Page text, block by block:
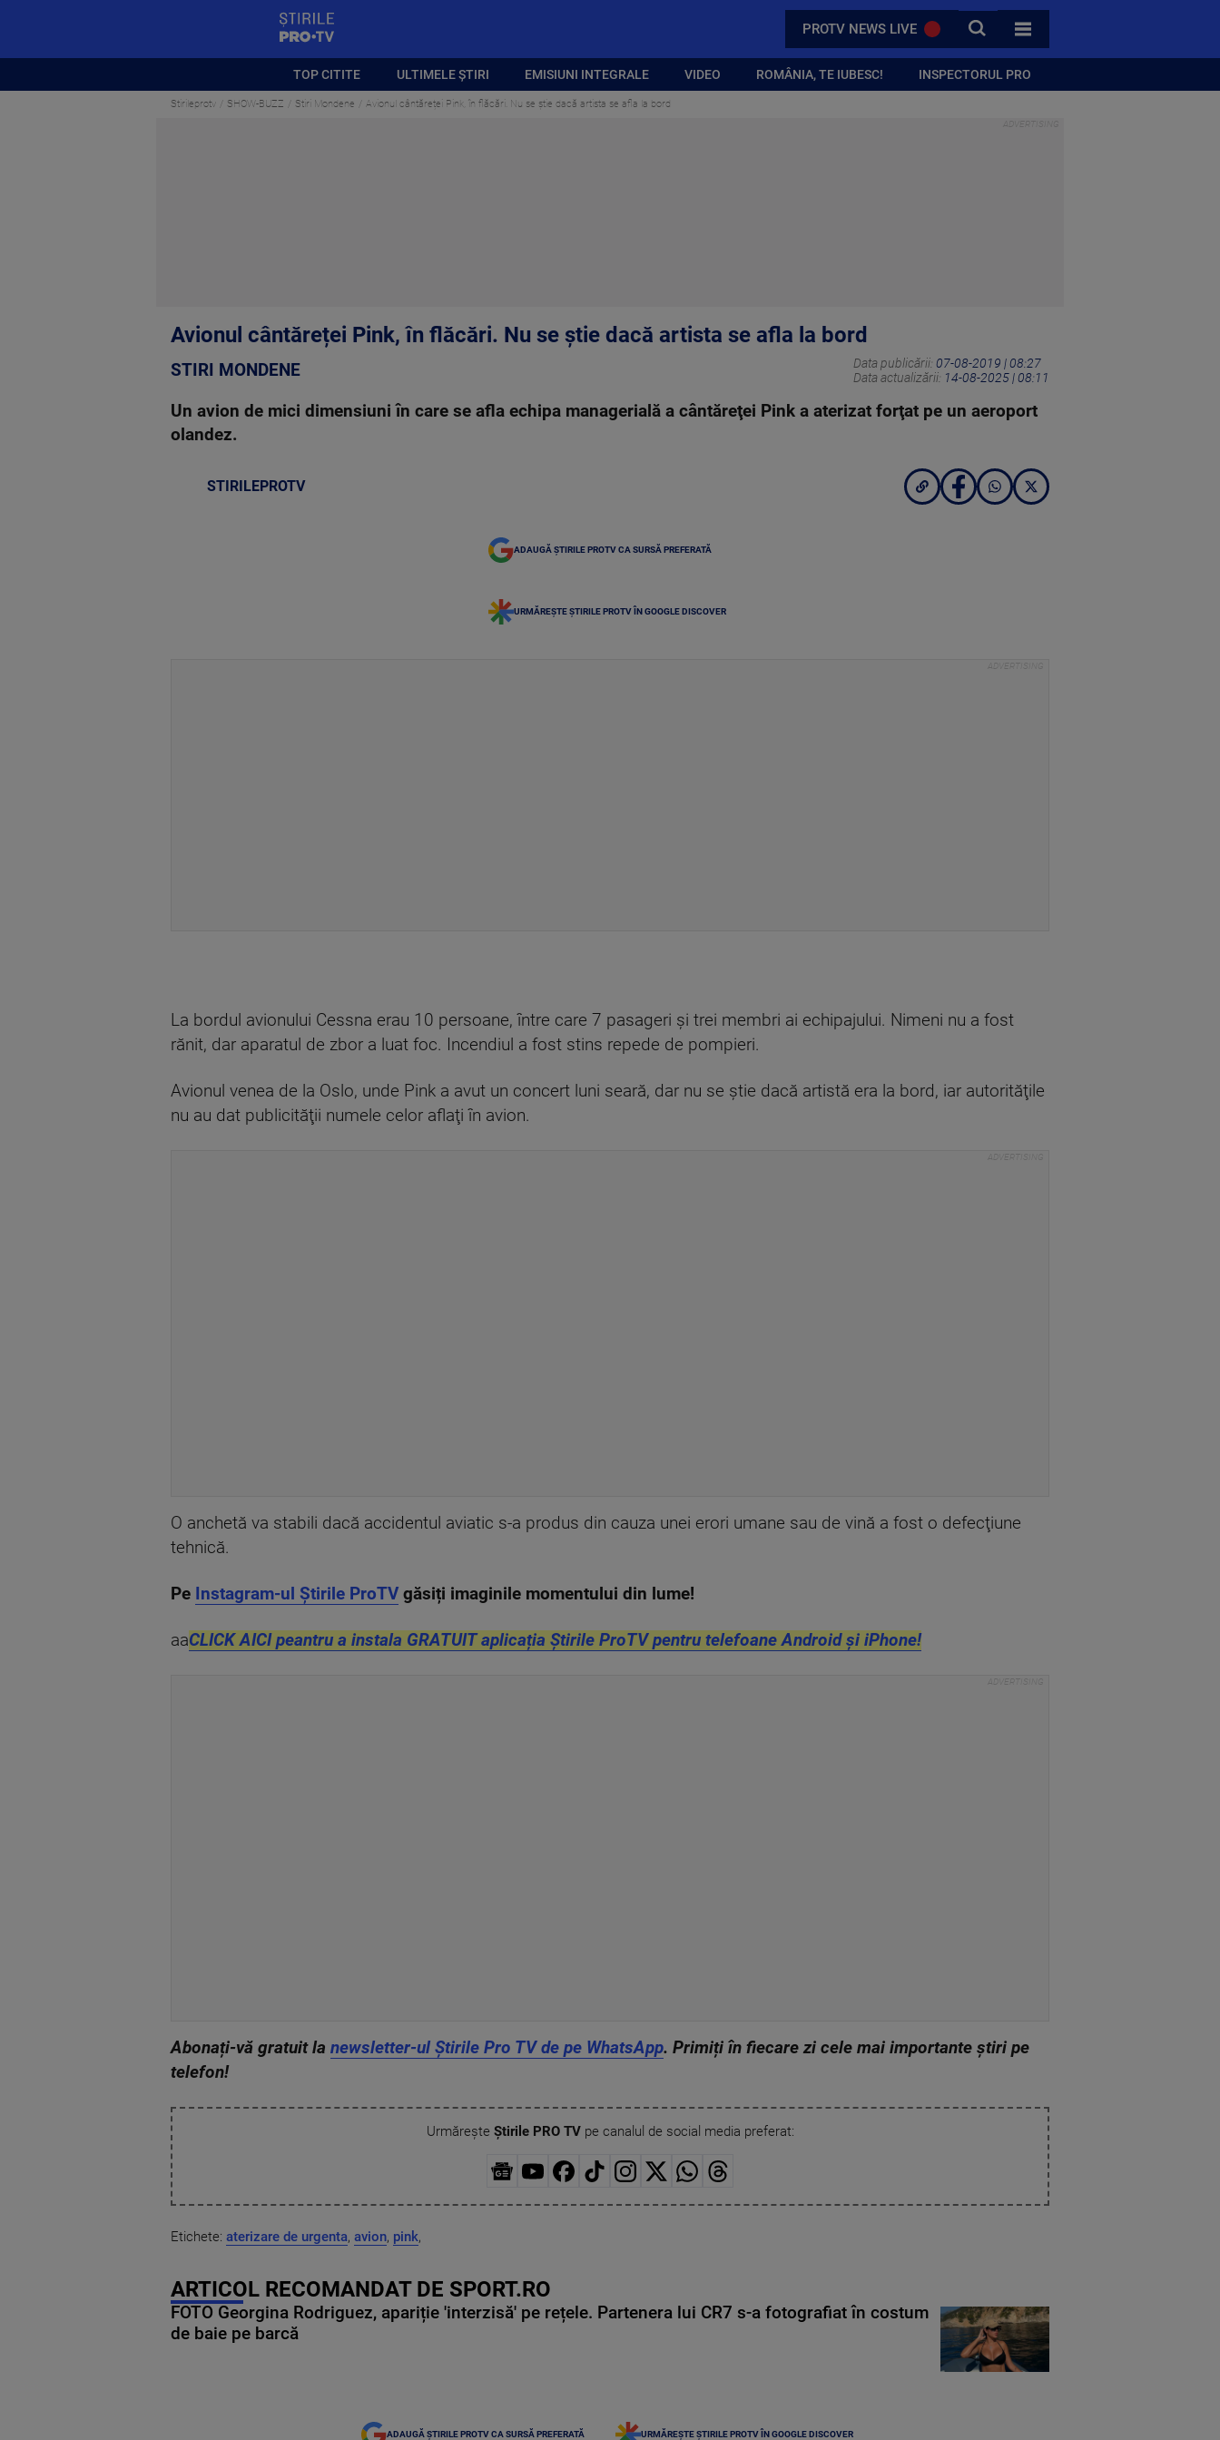
PROTV NEWS LIVE CAUTA
TOATE CATEGORIILE
TOP CITITE ULTIMELE ȘTIRI EMISIUNI INTEGRALE VIDEO ROMÂNIA, TE IUBESC! INSPECTORUL PRO
Stirileprotv SHOW-BUZZ Stiri Mondene Avionul cântăreței Pink, în flăcări. Nu se știe dacă artista se afla la bord
Avionul cântăreței Pink, în flăcări. Nu se știe dacă artista se afla la bord
STIRI MONDENE Data publicării: 07-08-2019 | 08:27
Data actualizării: 14-08-2025 | 08:11
Un avion de mici dimensiuni în care se afla echipa managerială a cântăreţei Pink a aterizat forţat pe un aeroport
olandez.
STIRILEPROTV
ADAUGĂ ȘTIRILE PROTV CA SURSĂ PREFERATĂ
URMĂREȘTE ȘTIRILE PROTV ÎN GOOGLE DISCOVER
La bordul avionului Cessna erau 10 persoane, între care 7 pasageri şi trei membri ai echipajului. Nimeni nu a fost
rănit, dar aparatul de zbor a luat foc. Incendiul a fost stins repede de pompieri.
Avionul venea de la Oslo, unde Pink a avut un concert luni seară, dar nu se ştie dacă artistă era la bord, iar autorităţile
nu au dat publicităţii numele celor aflaţi în avion.
O anchetă va stabili dacă accidentul aviatic s-a produs din cauza unei erori umane sau de vină a fost o defecţiune
tehnică.
Pe Instagram-ul Știrile ProTV găsiți imaginile momentului din lume!
aaCLICK AICI peantru a instala GRATUIT aplicația Știrile ProTV pentru telefoane Android și iPhone!
Abonați-vă gratuit la newsletter-ul Știrile Pro TV de pe WhatsApp. Primiți în fiecare zi cele mai importante știri pe
telefon!
Urmărește Știrile PRO TVpe canalul de social media preferat:
Etichete: aterizare de urgenta, avion, pink,
ARTICOL RECOMANDAT DE SPORT.RO
FOTO Georgina Rodriguez, apariție 'interzisă' pe rețele. Partenera lui CR7 s-a fotografiat în costum
de baie pe barcă
ADAUGĂ ȘTIRILE PROTV CA SURSĂ PREFERATĂ URMĂREȘTE ȘTIRILE PROTV ÎN GOOGLE DISCOVER